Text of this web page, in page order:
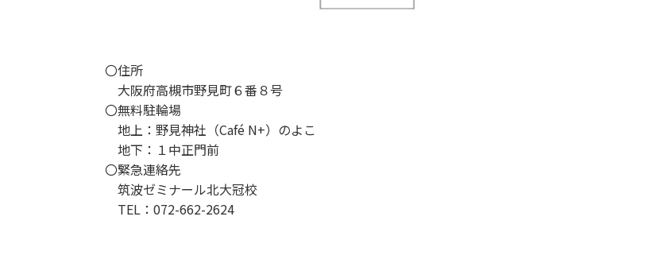
〇住所
大阪府高槻市野見町６番８号
〇無料駐輪場
地上：野見神社（Café N+）のよこ
地下：１中正門前
〇緊急連絡先
筑波ゼミナール北大冠校
TEL：072-662-2624